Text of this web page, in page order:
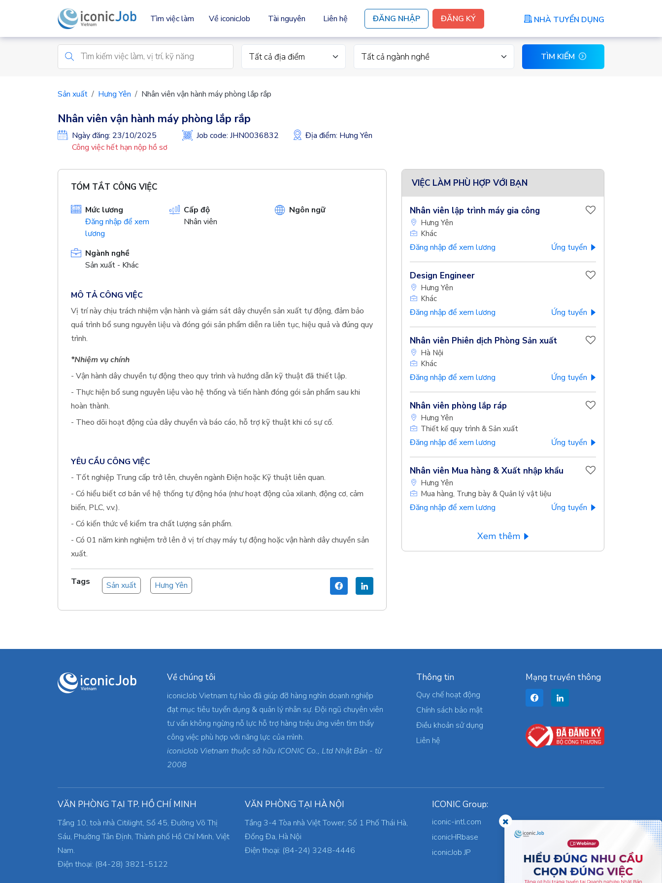
ĐĂNG NHẬP ĐĂNG KÝ NHÀ TUYỂN DỤNG
Tìm việc làm Về iconicJob Tài nguyên Liên hệ
Tất cả địa điểm Tất cả ngành nghề TÌM KIẾM
Sản xuất Hưng Yên Nhân viên vận hành máy phòng lắp rắp
Nhân viên vận hành máy phòng lắp rắp
Ngày đăng: 23/10/2025
Công việc hết hạn nộp hồ sơ
Job code: JHN0036832 Địa điểm: Hưng Yên
TÓM TẮT CÔNG VIỆC
Mức lương
Đăng nhập để xem
lương
Cấp độ
Nhân viên
Ngôn ngữ
Ngành nghề
Sản xuất - Khác
MÔ TẢ CÔNG VIỆC
Vị trí này chịu trách nhiệm vận hành và giám sát dây chuyền sản xuất tự động, đảm bảo
quá trình bổ sung nguyên liệu và đóng gói sản phẩm diễn ra liên tục, hiệu quả và đúng quy
trình.
*Nhiệm vụ chính
- Vận hành dây chuyền tự động theo quy trình và hướng dẫn kỹ thuật đã thiết lập.
- Thực hiện bổ sung nguyên liệu vào hệ thống và tiến hành đóng gói sản phẩm sau khi
hoàn thành.
- Theo dõi hoạt động của dây chuyền và báo cáo, hỗ trợ kỹ thuật khi có sự cố.
YÊU CẦU CÔNG VIỆC
- Tốt nghiệp Trung cấp trở lên, chuyên ngành Điện hoặc Kỹ thuật liên quan.
- Có hiểu biết cơ bản về hệ thống tự động hóa (như hoạt động của xilanh, động cơ, cảm
biến, PLC, v.v.).
- Có kiến thức về kiểm tra chất lượng sản phẩm.
- Có 01 năm kinh nghiệm trở lên ở vị trí chạy máy tự động hoặc vận hành dây chuyền sản
xuất.
Tags Sản xuất Hưng Yên
VIỆC LÀM PHÙ HỢP VỚI BẠN
Nhân viên lập trình máy gia công
Hưng Yên
Khác
Đăng nhập để xem lương Ứng tuyển
Design Engineer
Hưng Yên
Khác
Đăng nhập để xem lương Ứng tuyển
Nhân viên Phiên dịch Phòng Sản xuất
Hà Nội
Khác
Đăng nhập để xem lương Ứng tuyển
Nhân viên phòng lắp ráp
Hưng Yên
Thiết kế quy trình & Sản xuất
Đăng nhập để xem lương Ứng tuyển
Nhân viên Mua hàng & Xuất nhập khẩu
Hưng Yên
Mua hàng, Trưng bày & Quản lý vật liệu
Đăng nhập để xem lương Ứng tuyển
Xem thêm
Về chúng tôi
iconicJob Vietnam tự hào đã giúp đỡ hàng nghìn doanh nghiệp
đạt mục tiêu tuyển dụng & quản lý nhân sự. Đội ngũ chuyên viên
tư vấn không ngừng nỗ lực hỗ trợ hàng triệu ứng viên tìm thấy
công việc phù hợp với năng lực của mình.
iconicJob Vietnam thuộc sở hữu ICONIC Co., Ltd Nhật Bản - từ
2008
Thông tin
Quy chế hoạt động
Chính sách bảo mật
Điều khoản sử dụng
Liên hệ
Mạng truyền thông
VĂN PHÒNG TẠI TP. HỒ CHÍ MINH
Tầng 10, toà nhà Citilight, Số 45, Đường Võ Thị
Sáu, Phường Tân Định, Thành phố Hồ Chí Minh, Việt
Nam.
Điện thoại: (84-28) 3821-5122
VĂN PHÒNG TẠI HÀ NỘI
Tầng 3-4 Tòa nhà Việt Tower, Số 1 Phố Thái Hà,
Đống Đa, Hà Nội
Điện thoại: (84-24) 3248-4446
ICONIC Group:
iconic-intl.com
iconicHRbase
iconicJob JP